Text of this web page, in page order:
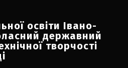
освіти Івано-
державний
творчості